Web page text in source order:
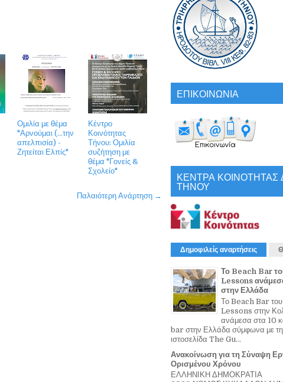
Ομιλία με θέμα
"Αρνούμαι (...την
απελπισία) -
Ζητείται Ελπίς"
Κέντρο
Κοινότητας
Τήνου: Ομιλία
συζήτηση με
θέμα "Γονείς &
Σχολείο"
Παλαιότερη Ανάρτηση →
ΕΠΙΚΟΙΝΩΝΙΑ
ΚΕΝΤΡΑ
ΤΗΝΟΥ
Δημοφιλείς αναρτήσεις
Το Beach Bar
Lessons
στην Ελλάδα
Το Beach Bar
Lessons στην
ανάμεσα στα 10
bar στην Ελλάδα σύμφωνα με τη
ιστοσελίδα The Gu...
Ανακοίνωση για τη Σύναψη
Ορισμένου Χρόνου
ΕΛΛΗΝΙΚΗ ΔΗΜΟΚΡΑΤΙΑ